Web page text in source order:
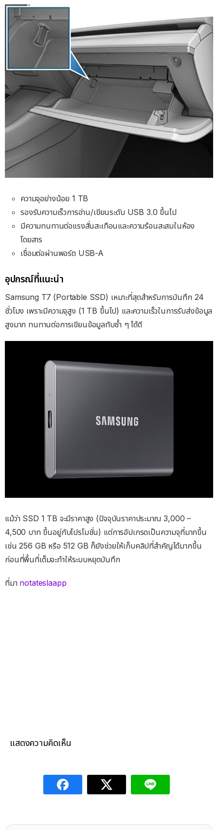
ความจุอย่างน้อย 1 TB
รองรับความเร็วการอ่าน/เขียนระดับ USB 3.0 ขึ้นไป
มีความทนทานต่อแรงสั่นสะเทือนและความร้อนสะสมในห้อง
โดยสาร
เชื่อมต่อผ่านพอร์ต USB-A
อุปกรณ์ที่แนะนำ
Samsung T7 (Portable SSD) เหมาะที่สุดสำหรับการบันทึก 24
ชั่วโมง เพราะมีความจุสูง (1 TB ขึ้นไป) และความเร็วในการรับส่งข้อมูล
สูงมาก ทนทานต่อการเขียนข้อมูลทับซ้ำ ๆ ได้ดี
แม้ว่า SSD 1 TB จะมีราคาสูง (ปัจจุบันราคาประมาณ 3,000 –
4,500 บาท ขึ้นอยู่กับโปรโมชั่น) แต่การอัปเกรดเป็นความจุที่มากขึ้น
เช่น 256 GB หรือ 512 GB ก็ยังช่วยให้เก็บคลิปที่สำคัญได้มากขึ้น
ก่อนที่พื้นที่เต็มจะทำให้ระบบหยุดบันทึก
ที่มา notateslaapp
แสดงความคิดเห็น